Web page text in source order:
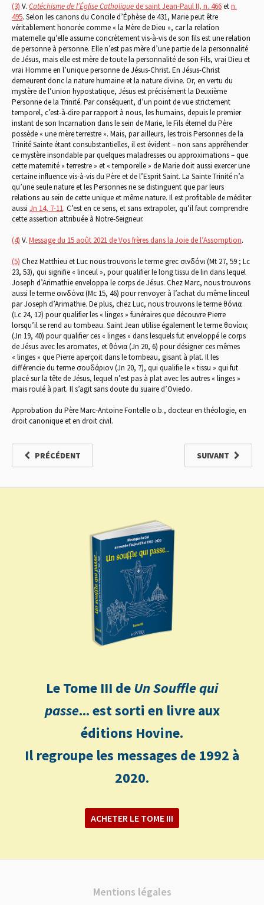
(3) V. Catéchisme de l’Église Catholiquede saint Jean-Paul II, n. 466etn.
495. Selon les canons du Concile d’Éphèse de 431, Marie peut être
véritablement honorée comme « la Mère de Dieu », car la relation
maternelle qu’elle assume concrètement vis-à-vis de son fils est une relation
de personne à personne. Elle n’est pas mère d’une partie de la personnalité
de Jésus, mais elle est mère de toute la personnalité de son Fils, vrai Dieu et
vrai Homme en l’unique personne de Jésus-Christ. En Jésus-Christ
demeurent donc la nature humaine et la nature divine. Or, en vertu du
mystère de l’union hypostatique, Jésus est précisément la Deuxième
Personne de la Trinité. Par conséquent, d’un point de vue strictement
temporel, c’est-à-dire par rapport à nous, les humains, depuis le premier
instant de son Incarnation dans le sein de Marie, le Fils éternel du Père
possède « une mère terrestre ». Mais, par ailleurs, les trois Personnes de la
Trinité Sainte étant consubstantielles, il est évident – non sans appréhender
ce mystère insondable par quelques maladresses ou approximations – que
cette maternité « terrestre » et « temporelle » de Marie doit aussi exercer une
certaine influence vis-à-vis du Père et de l’Esprit Saint. La Sainte Trinité n’a
qu’une seule nature et les Personnes ne se distinguent que par leurs
relations au sein de cette unique et même nature. Il est profitable de méditer
aussi Jn 14, 7-11. C’est en ce sens, et sans extrapoler, qu’il faut comprendre
cette assertion attribuée à Notre-Seigneur.
(4) V. Message du 15 août 2021 de Vos frères dans la Joie de l’Assomption.
(5) Chez Matthieu et Luc nous trouvons le terme grec σινδόνι (Mt 27, 59 ; Lc
23, 53), qui signifie « linceul », pour qualifier le long tissu de lin dans lequel
Joseph d’Arimathie enveloppa le corps de Jésus. Chez Marc, nous trouvons
aussi le terme σινδόνα (Mc 15, 46) pour renvoyer à l’achat du même linceul
par Joseph d’Arimathie. De plus, chez Luc, nous trouvons le terme ὀθόνια
(Lc 24, 12) pour qualifier les « linges » funéraires que découvre Pierre
lorsqu’il se rend au tombeau. Saint Jean utilise également le terme ὀθονίοις
(Jn 19, 40) pour qualifier ces « linges » dans lesquels fut enveloppé le corps
de Jésus avec les aromates, et ὀθόνια (Jn 20, 6) pour désigner ces mêmes
« linges » que Pierre aperçoit dans le tombeau, gisant à plat. Il les
différencie du terme σουδάριον (Jn 20, 7), qui qualifie le « tissu » qui fut
placé sur la tête de Jésus, lequel n’est pas à plat avec les autres « linges »
mais roulé à part. Il s’agit sans doute du suaire d’Oviedo.
Approbation du Père Marc-Antoine Fontelle o.b., docteur en théologie, en
droit canonique et en droit civil.
PRÉCÉDENT SUIVANT
Le Tome III deUn Souffle qui
passe... est sorti en livre aux
éditions Hovine.
Il regroupe les messages de 1992 à
2020.
ACHETER LE TOME III
Mentions légales